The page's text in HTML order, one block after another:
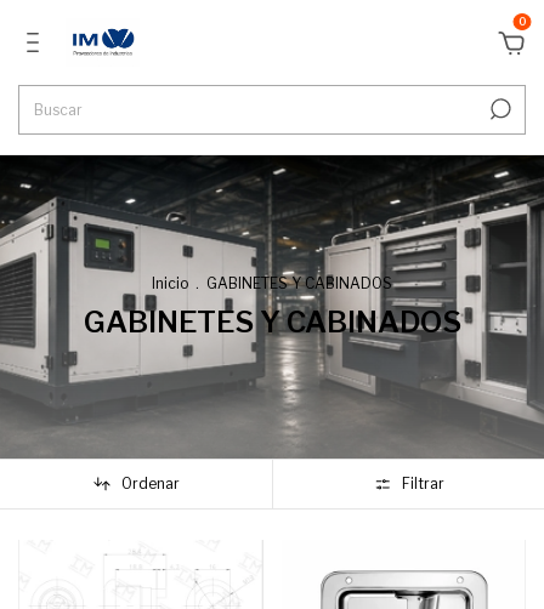
0
Inicio . GABINETES Y CABINADOS
GABINETES Y CABINADOS
Ordenar Filtrar